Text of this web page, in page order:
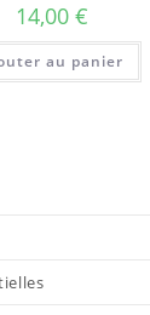
14,00 €
au panier